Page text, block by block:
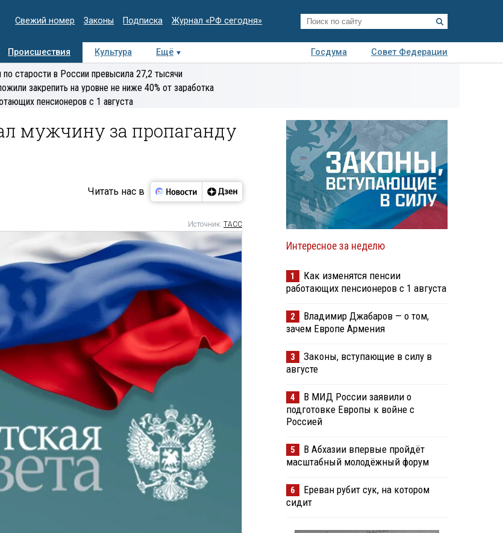
Свежий номер Законы Подписка Журнал «РФ сегодня»
Происшествия Культура Ещё Госдума
Совет Федерации
Интервью Колумнисты
старости в России превысила 27,2 тысячи
закрепить на уровне не ниже 40% от заработка
пенсионеров с 1 августа
мужчину за пропаганду
Читать нас в
Источник: ТАСС
Интересное за неделю
1
Как изменятся пенсии
работающих пенсионеров с 1 августа
2
Владимир Джабаров — о том,
зачем Европе Армения
3
Законы, вступающие в силу в
августе
4
В МИД России заявили о
подготовке Европы к войне с
Россией
5
В Абхазии впервые пройдёт
масштабный молодёжный форум
6
Ереван рубит сук, на котором
сидит